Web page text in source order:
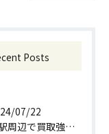
Posts
07/22
駒込駅周辺で買取強化中！お得に売るための秘訣